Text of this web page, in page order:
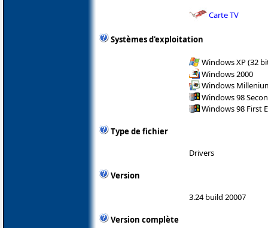
Carte TV
Systèmes d'exploitation
Windows XP (32
Windows 2000
Windows
Windows 98
Windows 98 First
Type de fichier
Drivers
Version
3.24 build 20007
Version complète